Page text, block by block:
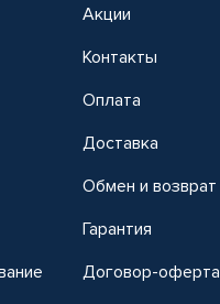
Акции
Контакты
Оплата
Доставка
Обмен и возврат
Гарантия
Договор-оферта